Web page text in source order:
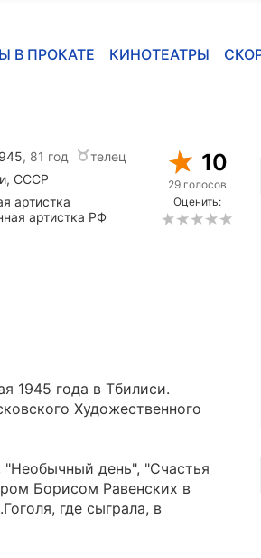
В ПРОКАТЕ КИНОТЕАТРЫ
, 81 год
телец
СССР
артистка
артистка РФ
10
29 голосов
Оценить:
1945 года в Тбилиси.
Художественного
день", "Счастья
Борисом Равенских в
где сыграла, в
1928 - 1987